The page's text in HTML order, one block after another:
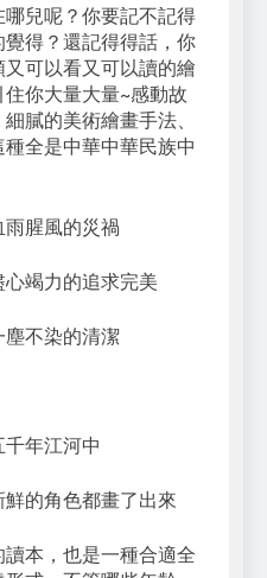
兒呢？你要記不記得
得？還記得得話，你
可以看又可以讀的繪
你大量大量~感動故
膩的美術繪畫手法、
全是中華中華民族中
腥風的災禍
竭力的追求完美
不染的清潔
年江河中
的角色都畫了出來
本，也是一種合適全